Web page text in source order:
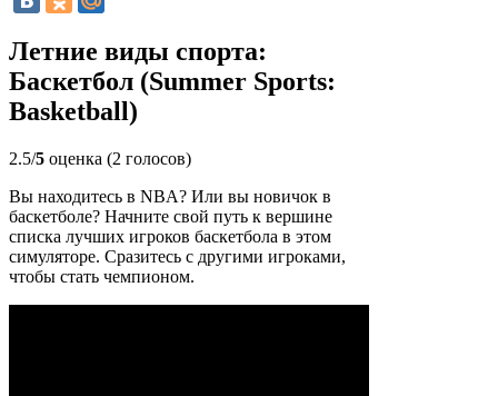
Летние виды спорта:
Баскетбол (Summer Sports:
Basketball)
2.5/5 оценка (2 голосов)
Вы находитесь в NBA? Или вы новичок в
баскетболе? Начните свой путь к вершине
списка лучших игроков баскетбола в этом
симуляторе. Сразитесь с другими игроками,
чтобы стать чемпионом.